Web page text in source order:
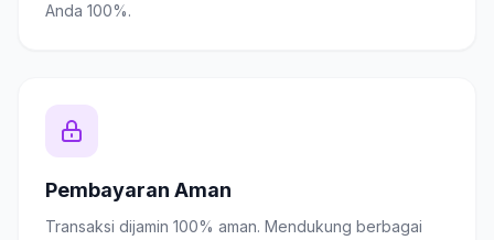
Anda 100%.
Pembayaran Aman
Transaksi dijamin 100% aman. Mendukung berbagai